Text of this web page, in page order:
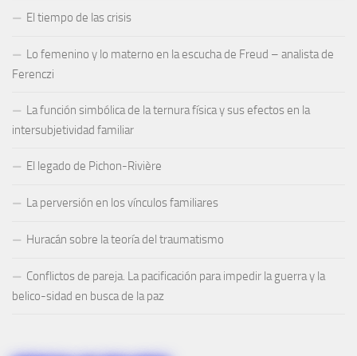
El tiempo de las crisis
Lo femenino y lo materno en la escucha de Freud – analista de
Ferenczi
La función simbólica de la ternura física y sus efectos en la
intersubjetividad familiar
El legado de Pichon-Rivière
La perversión en los vínculos familiares
Huracán sobre la teoría del traumatismo
Conflictos de pareja. La pacificación para impedir la guerra y la
belico-sidad en busca de la paz